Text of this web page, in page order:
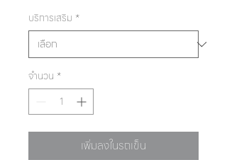
บริการเสริม *
จำนวน *
เพิ่มลงในรถเข็น